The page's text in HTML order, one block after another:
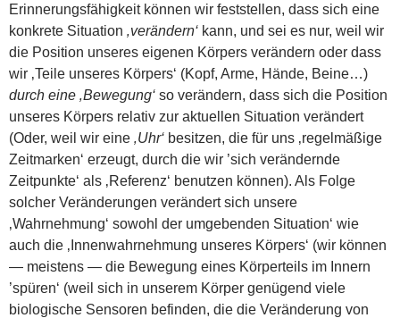
Erinnerungsfähigkeit können wir feststellen, dass sich eine
konkrete Situation ‚verändern‘ kann, und sei es nur, weil wir
die Position unseres eigenen Körpers verändern oder dass
wir ‚Teile unseres Körpers‘ (Kopf, Arme, Hände, Beine…)
durch eine ‚Bewegung‘ so verändern, dass sich die Position
unseres Körpers relativ zur aktuellen Situation verändert
(Oder, weil wir eine ‚Uhr‘ besitzen, die für uns ‚regelmäßige
Zeitmarken‘ erzeugt, durch die wir ’sich verändernde
Zeitpunkte‘ als ‚Referenz‘ benutzen können). Als Folge
solcher Veränderungen verändert sich unsere
‚Wahrnehmung‘ sowohl der umgebenden Situation‘ wie
auch die ‚Innenwahrnehmung unseres Körpers‘ (wir können
— meistens — die Bewegung eines Körperteils im Innern
’spüren‘ (weil sich in unserem Körper genügend viele
biologische Sensoren befinden, die die Veränderung von